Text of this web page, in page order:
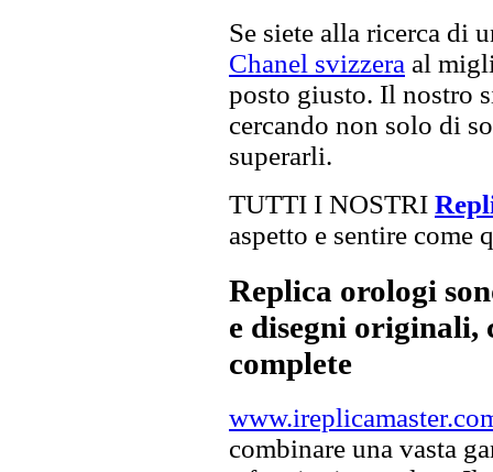
Se siete alla ricerca di
Chanel svizzera al
posto giusto. Il nostro
cercando non solo di
superarli.
TUTTI I NOSTRI
aspetto e sentire
Replica orologi
e disegni originali,
complete
combinare una vasta